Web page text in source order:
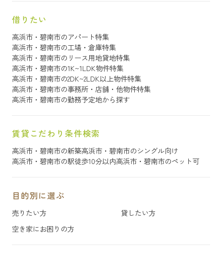
借りたい
高浜市・碧南市のアパート特集
高浜市・碧南市の工場・倉庫特集
高浜市・碧南市のリース用地貸地特集
高浜市・碧南市の1K~1LDK物件特集
高浜市・碧南市の2DK~2LDK以上物件特集
高浜市・碧南市の事務所・店舗・他物件特集
高浜市・碧南市の勤務予定地から探す
賃貸こだわり条件検索
高浜市・碧南市の新築高浜市・碧南市のシングル向け
高浜市・碧南市の駅徒歩10分以内高浜市・碧南市のペット可
目的別に選ぶ
売りたい方
貸したい方
空き家にお困りの方